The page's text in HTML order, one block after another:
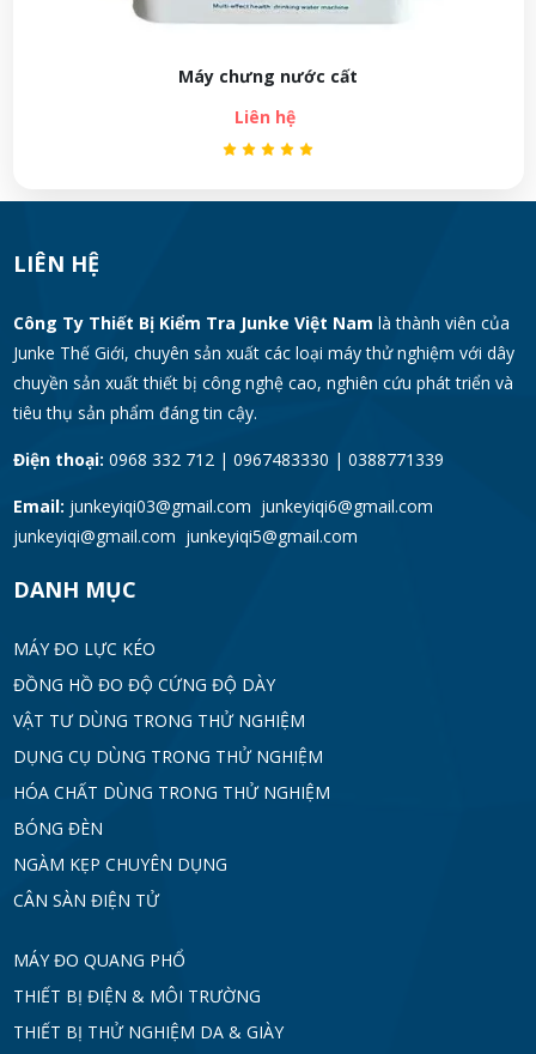
Máy chưng nước cất
Liên hệ
LIÊN HỆ
Công Ty Thiết Bị Kiểm Tra Junke Việt Nam là thành viên của
Junke Thế Giới, chuyên sản xuất các loại máy thử nghiệm với dây
chuyền sản xuất thiết bị công nghệ cao, nghiên cứu phát triển và
tiêu thụ sản phẩm đáng tin cậy.
Điện thoại: 0968 332 712 | 0967483330 | 0388771339
Email: junkeyiqi03@gmail.com junkeyiqi6@gmail.com
junkeyiqi@gmail.com junkeyiqi5@gmail.com
DANH MỤC
MÁY ĐO LỰC KÉO
ĐỒNG HỒ ĐO ĐỘ CỨNG ĐỘ DÀY
VẬT TƯ DÙNG TRONG THỬ NGHIỆM
DỤNG CỤ DÙNG TRONG THỬ NGHIỆM
HÓA CHẤT DÙNG TRONG THỬ NGHIỆM
BÓNG ĐÈN
NGÀM KẸP CHUYÊN DỤNG
CÂN SÀN ĐIỆN TỬ
MÁY ĐO QUANG PHỔ
THIẾT BỊ ĐIỆN & MÔI TRƯỜNG
THIẾT BỊ THỬ NGHIỆM DA & GIÀY